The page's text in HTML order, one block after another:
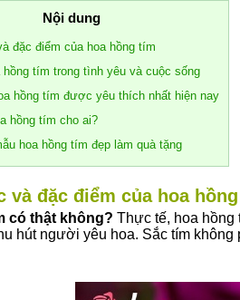
Nội dung
đặc điểm của hoa hồng tím
tím trong tình yêu và cuộc sống
hồng tím được yêu thích nhất hiện nay
hồng tím cho ai?
hoa hồng tím đẹp làm quà tặng
và đặc điểm của hoa
có thật không? Thực tế, hoa hồng
hút người yêu hoa. Sắc tím